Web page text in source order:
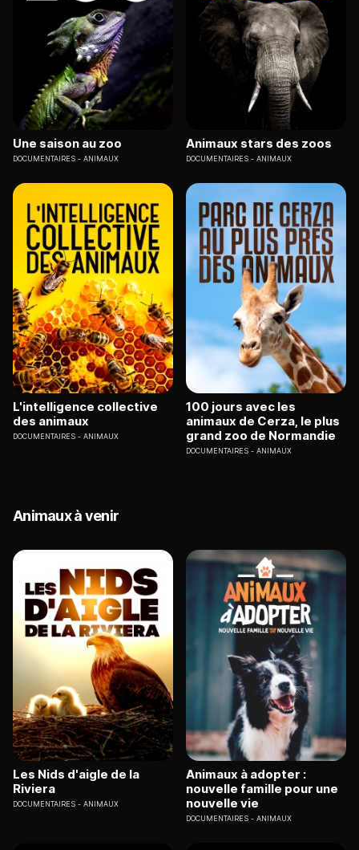
Une saison au zoo
DOCUMENTAIRES ANIMAUX
Animaux stars des zoos
DOCUMENTAIRES ANIMAUX
L'intelligence collective
des animaux
DOCUMENTAIRES ANIMAUX
100 jours avec les
animaux de Cerza, le plus
grand zoo de Normandie
DOCUMENTAIRES ANIMAUX
Animaux à venir
Les Nids d'aigle de la
Riviera
DOCUMENTAIRES ANIMAUX
Animaux à adopter :
nouvelle famille pour une
nouvelle vie
DOCUMENTAIRES ANIMAUX